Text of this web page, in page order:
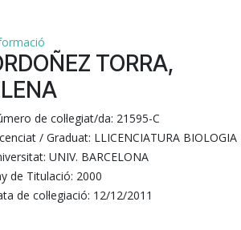
TORRA,
de col·legiat/da: 21595-C
/ Graduat: LLICENCIATURA BIOLOGIA
UNIV. BARCELONA
de Titulació: 2000
de col·legiació: 12/12/2011